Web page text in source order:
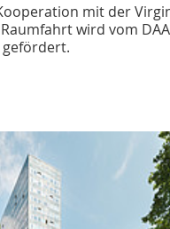
mit der
wird vom
gefördert.